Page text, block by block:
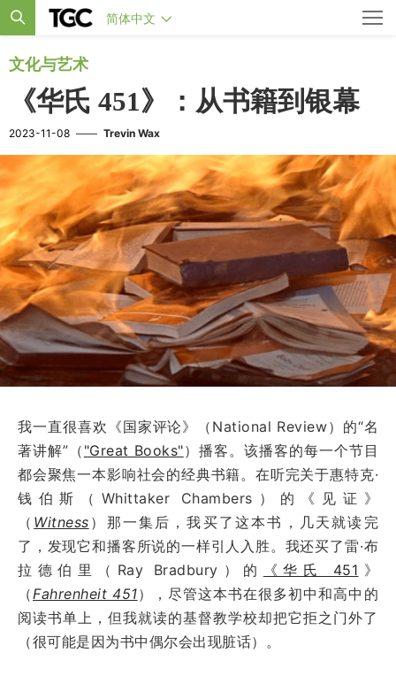
简体中文
文化与艺术
《华氏 451》：从书籍到银幕
2023-11-08 —— Trevin Wax
我一直很喜欢《国家评论》（National Review）的“名
著讲解”（ "Great Books"）播客。该播客的每一个节目
都会聚焦一本影响社会的经典书籍。在听完关于惠特克·
钱伯斯（Whittaker Chambers）的《见证》
（ Witness ）那一集后，我买了这本书，几天就读完
了，发现它和播客所说的一样引人入胜。我还买了雷·布
拉德伯里（Ray Bradbury）的
《华氏 451 》
（ Fahrenheit 451），尽管这本书在很多初中和高中的
阅读书单上，但我就读的基督教学校却把它拒之门外了
（很可能是因为书中偶尔会出现脏话）。